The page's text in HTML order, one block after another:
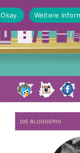
DIE BLOGGERIN
Okay. Weitere